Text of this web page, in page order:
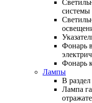
системы
Фонарь
Фонарь
Лампы
В раздел
Лампа